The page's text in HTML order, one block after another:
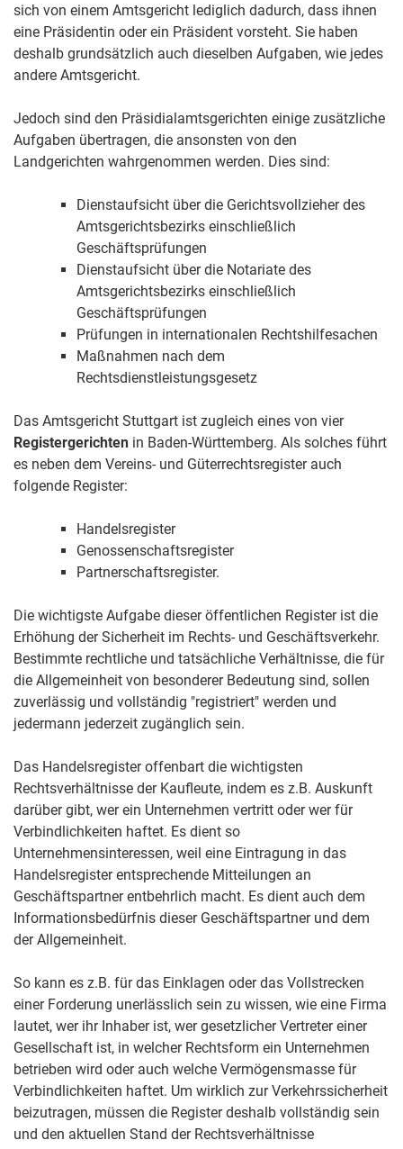
sich von einem Amtsgericht lediglich dadurch, dass ihnen
eine Präsidentin oder ein Präsident vorsteht. Sie haben
deshalb grundsätzlich auch dieselben Aufgaben, wie jedes
andere Amtsgericht.
Jedoch sind den Präsidialamtsgerichten einige zusätzliche
Aufgaben übertragen, die ansonsten von den
Landgerichten wahrgenommen werden. Dies sind:
Dienstaufsicht über die Gerichtsvollzieher des
Amtsgerichtsbezirks einschließlich
Geschäftsprüfungen
Dienstaufsicht über die Notariate des
Amtsgerichtsbezirks einschließlich
Geschäftsprüfungen
Prüfungen in internationalen Rechtshilfesachen
Maßnahmen nach dem
Rechtsdienstleistungsgesetz
Das Amtsgericht Stuttgart ist zugleich eines von vier
Registergerichten in Baden-Württemberg. Als solches führt
es neben dem Vereins- und Güterrechtsregister auch
folgende Register:
Handelsregister
Genossenschaftsregister
Partnerschaftsregister.
Die wichtigste Aufgabe dieser öffentlichen Register ist die
Erhöhung der Sicherheit im Rechts- und Geschäftsverkehr.
Bestimmte rechtliche und tatsächliche Verhältnisse, die für
die Allgemeinheit von besonderer Bedeutung sind, sollen
zuverlässig und vollständig "registriert" werden und
jedermann jederzeit zugänglich sein.
Das Handelsregister offenbart die wichtigsten
Rechtsverhältnisse der Kaufleute, indem es z.B. Auskunft
darüber gibt, wer ein Unternehmen vertritt oder wer für
Verbindlichkeiten haftet. Es dient so
Unternehmensinteressen, weil eine Eintragung in das
Handelsregister entsprechende Mitteilungen an
Geschäftspartner entbehrlich macht. Es dient auch dem
Informationsbedürfnis dieser Geschäftspartner und dem
der Allgemeinheit.
So kann es z.B. für das Einklagen oder das Vollstrecken
einer Forderung unerlässlich sein zu wissen, wie eine Firma
lautet, wer ihr Inhaber ist, wer gesetzlicher Vertreter einer
Gesellschaft ist, in welcher Rechtsform ein Unternehmen
betrieben wird oder auch welche Vermögensmasse für
Verbindlichkeiten haftet. Um wirklich zur Verkehrssicherheit
beizutragen, müssen die Register deshalb vollständig sein
und den aktuellen Stand der Rechtsverhältnisse